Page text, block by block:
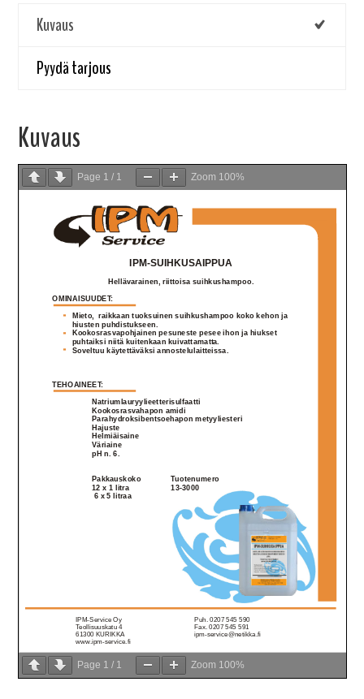
Kuvaus
Pyydä tarjous
Kuvaus
Page 1 / 1 Zoom 100%
Page 1 / 1 Zoom 100%